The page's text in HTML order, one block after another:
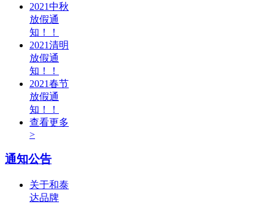
2021中秋
放假通
知！！
2021清明
放假通
知！！
2021春节
放假通
知！！
查看更多
>
通知公告
关于和泰
达品牌